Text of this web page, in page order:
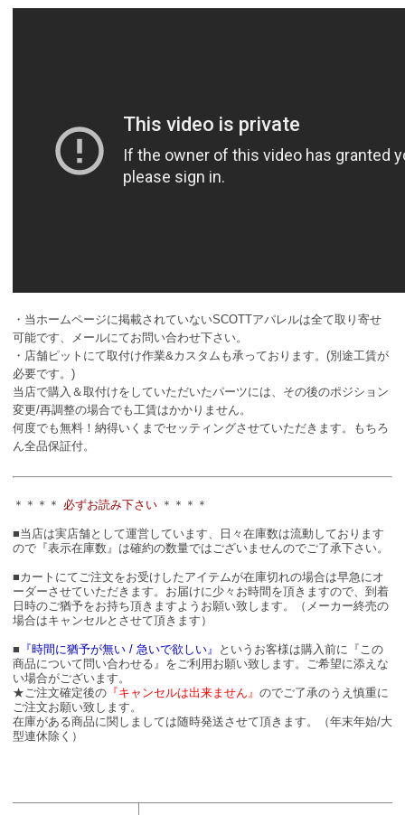
・当ホームページに掲載されていないSCOTTアパレルは全て取り寄せ
可能です、メールにてお問い合わせ下さい。
・店舗ピットにて取付け作業&カスタムも承っております。(別途工賃が
必要です。)
当店で購入＆取付けをしていただいたパーツには、その後のポジション
変更/再調整の場合でも工賃はかかりません。
何度でも無料！納得いくまでセッティングさせていただきます。もちろ
ん全品保証付。
＊＊＊＊ 必ずお読み下さい ＊＊＊＊
■当店は実店舗として運営しています、日々在庫数は流動しております
ので『表示在庫数』は確約の数量ではございませんのでご了承下さい。
■カートにてご注文をお受けしたアイテムが在庫切れの場合は早急にオ
ーダーさせていただきます。お届けに少々お時間を頂きますので、到着
日時のご猶予をお持ち頂きますようお願い致します。（メーカー終売の
場合はキャンセルとさせて頂きます）
■ 『時間に猶予が無い / 急いで欲しい』
というお客様は購入前に『この
商品について問い合わせる』をご利用お願い致します。ご希望に添えな
い場合がございます。
★ご注文確定後の 『キャンセルは出来ません』 のでご了承のうえ慎重に
ご注文お願い致します。
在庫がある商品に関しましては随時発送させて頂きます。（年末年始/大
型連休除く）